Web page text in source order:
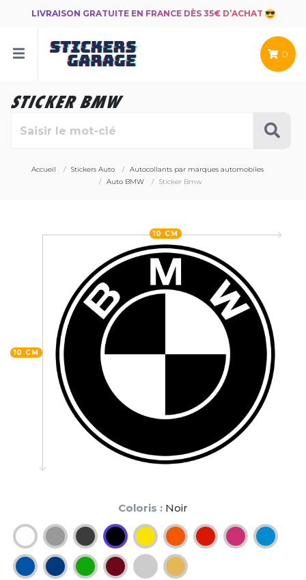
LIVRAISON GRATUITE EN FRANCE DÈS 35€ D’ACHAT
0
STICKER BMW
Accueil Stickers Auto
Autocollants par marques automobiles
Auto BMW
Sticker Bmw
10 CM
10 CM
Coloris : Noir